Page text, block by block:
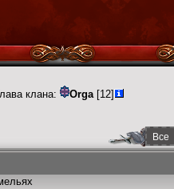
клана: Orga[12]